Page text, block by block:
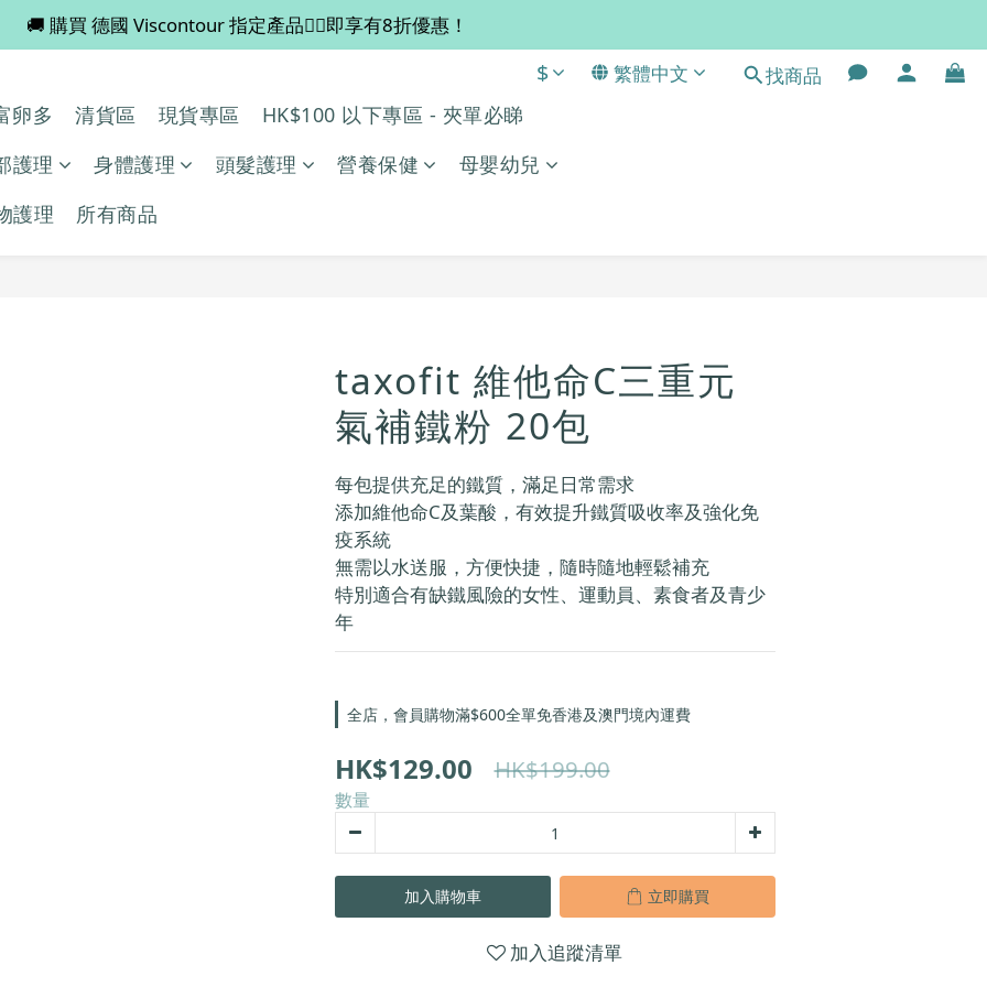
💡 全店滿 $600 免運費，買多件更抵！
🚚 購買 德國 Viscontour 指定產品👉🏻即享有8折優惠！
💡 全店滿 $600 免運費，買多件更抵！
$ 繁體中文 找商品
卵多 清貨區 現貨專區
HK$100 以下專區 - 夾單必睇
護理
身體護理 頭髮護理 營養保健
母嬰幼兒
護理
所有商品
taxofit 維他命C三重元
氣補鐵粉 20包
每包提供充足的鐵質，滿足日常需求
添加維他命C及葉酸，有效提升鐵質吸收率及強化免
疫系統
無需以水送服，方便快捷，隨時隨地輕鬆補充
特別適合有缺鐵風險的女性、運動員、素食者及青少
年
全店，會員購物滿$600全單免香港及澳門境內運費
HK$129.00 HK$199.00
數量
加入購物車 立即購買
加入追蹤清單